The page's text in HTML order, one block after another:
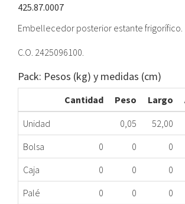
425.87.0007
Embellecedor posterior estante frigorífico.
C.O. 2425096100.
Pack: Pesos (kg) y medidas (cm)
Cantidad Peso Largo
Unidad
0,05 52,00
Bolsa
0 0 0
Caja
0 0 0
Palé
0 0 0